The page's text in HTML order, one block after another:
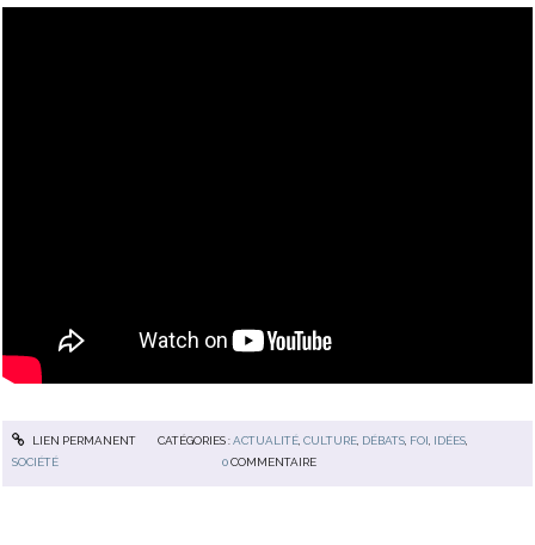
LIEN PERMANENT CATÉGORIES :ACTUALITÉ, CULTURE, DÉBATS, FOI IDÉES,
SOCIÉTÉ
0 COMMENTAIRE